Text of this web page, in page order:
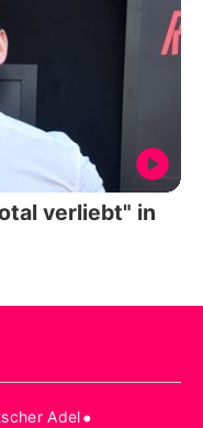
verliebt" in
Adel•